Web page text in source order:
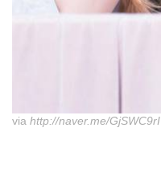
via http://naver.me/GjSWC9rI